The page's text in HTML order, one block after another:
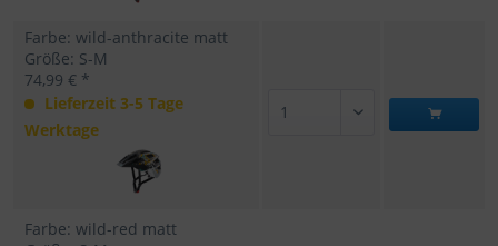
Farbe: wild-anthracite matt
Größe: S-M
74,99 € *
Lieferzeit 3-5 Tage
Werktage
Farbe: wild-red matt